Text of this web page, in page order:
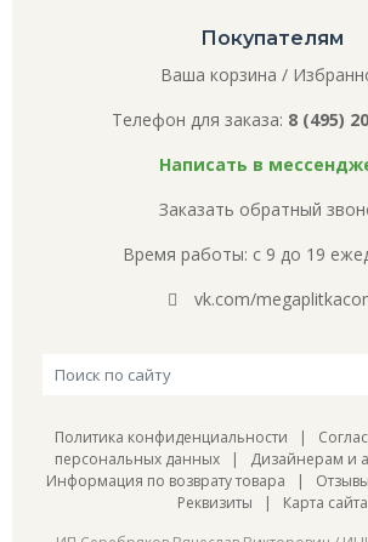
Покупателям
Ваша корзина /
Телефон для заказа: 8 (495)
Написать в
Заказать обратный
Время работы: с 9 до 19
vk.com/
Политика конфиденциальности |
персональных данных | Дизайнерам и
Информация по возврату товара | Отзывы
Реквизиты | Карта сайта